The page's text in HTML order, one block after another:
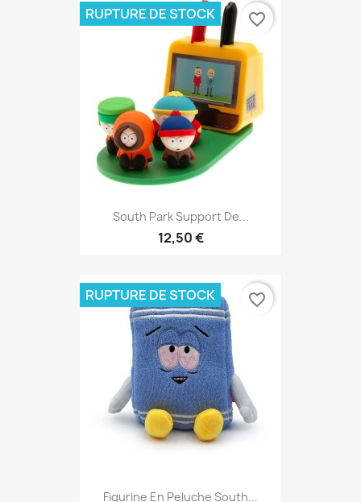
South Park Support De...
12,50 €
RUPTURE DE STOCK favorite_border
Figurine En Peluche South...
RUPTURE DE STOCK favorite_border